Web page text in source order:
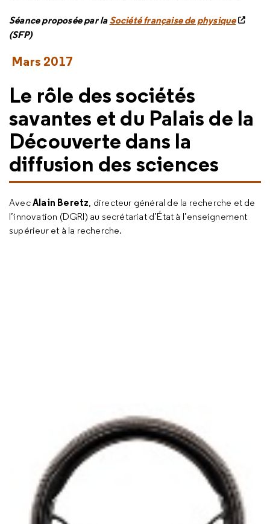
Séance proposée par laSociété française de physique
(SFP)
Mars 2017
Le rôle des sociétés
savantes et du Palais de la
Découverte dans la
diffusion des sciences
AvecAlain Beretz, directeur général de la recherche et de
l’innovation (DGRI) au secrétariat d’État à l’enseignement
supérieur et à la recherche.